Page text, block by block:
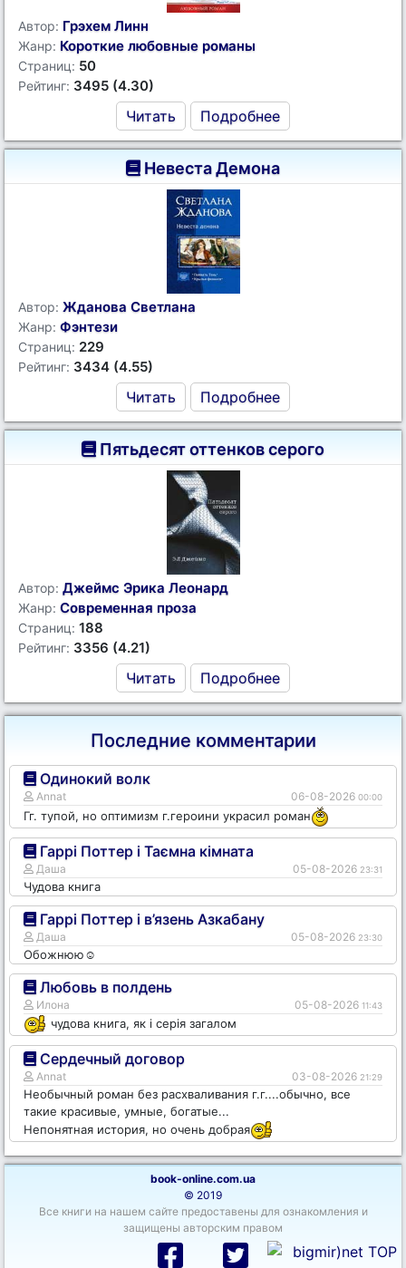
Автор: Грэхем Линн
Жанр: Короткие любовные романы
Страниц: 50
Рейтинг: 3495 (4.30)
Читать Подробнее
Невеста Демона
Автор: Жданова Светлана
Жанр: Фэнтези
Страниц: 229
Рейтинг: 3434 (4.55)
Читать Подробнее
Пятьдесят оттенков серого
Автор: Джеймс Эрика Леонард
Жанр: Современная проза
Страниц: 188
Рейтинг: 3356 (4.21)
Читать Подробнее
Последние комментарии
Одинокий волк
Annat 06-08-2026 00:00
Гг. тупой, но оптимизм г.героини украсил роман
Гаррі Поттер і Таємна кімната
Даша 05-08-2026 23:31
Чудова книга
Гаррі Поттер і в’язень Азкабану
Даша 05-08-2026 23:30
Обожнюю☺️
Любовь в полдень
Илона 05-08-2026 11:43
чудова книга, як і серія загалом
Сердечный договор
Annat 03-08-2026 21:29
Необычный роман без расхваливания г.г....обычно, все
такие красивые, умные, богатые...
Непонятная история, но очень добрая
book-online.com.ua
© 2019
Все книги на нашем сайте предоставены для ознакомления и
защищены авторским правом